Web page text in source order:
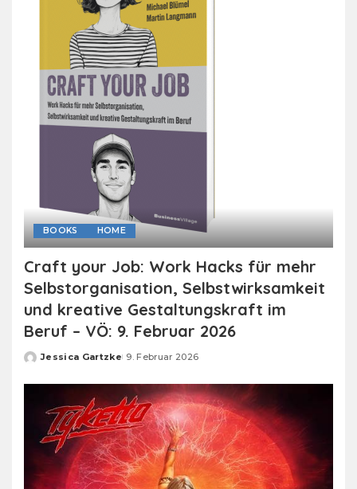
BOOKS HOME
Craft your Job: Work Hacks für mehr
Selbstorganisation, Selbstwirksamkeit
und kreative Gestaltungskraft im
Beruf – VÖ: 9. Februar 2026
Posted
Jessica Gartzke 9. Februar 2026